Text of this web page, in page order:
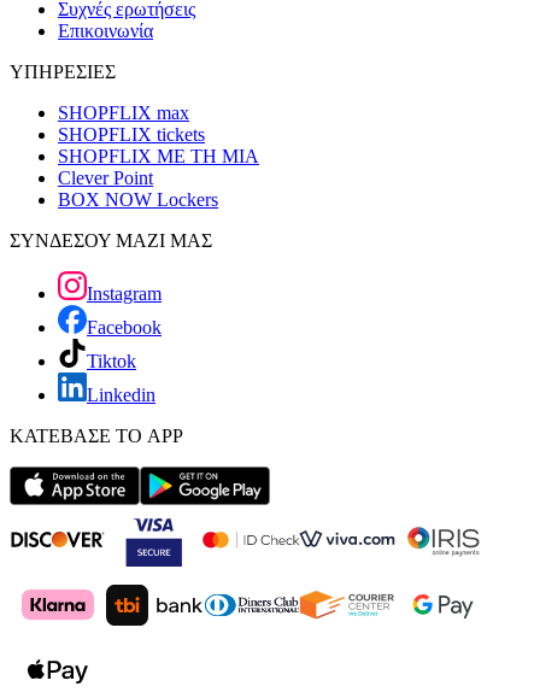
Συχνές ερωτήσεις
Επικοινωνία
ΥΠΗΡΕΣΙΕΣ
SHOPFLIX max
SHOPFLIX tickets
SHOPFLIX ΜΕ ΤΗ ΜΙΑ
Clever Point
BOX NOW Lockers
ΣΥΝΔΕΣΟΥ ΜΑΖΙ ΜΑΣ
Instagram
Facebook
Tiktok
Linkedin
ΚΑΤΕΒΑΣΕ ΤΟ APP